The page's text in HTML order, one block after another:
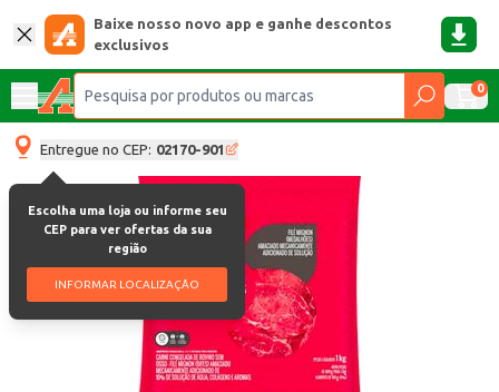
Baixe nosso novo app e ganhe descontos
exclusivos
0
Entregue no CEP: 02170-901
Escolha uma loja ou informe seu
CEP para ver ofertas da sua
região
INFORMAR LOCALIZAÇÃO